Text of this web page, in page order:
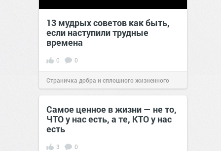
13 мудрых советов как быть,
если наступили трудные
времена
0 0
Страничка добра и сплошного жизненного
позитива! 11:14 22 дек 2022
Самое ценное в жизни — не то,
ЧТО у нас есть, а те, КТО у нас
есть
3 0